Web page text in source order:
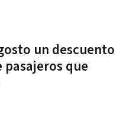
un descuento
pasajeros que